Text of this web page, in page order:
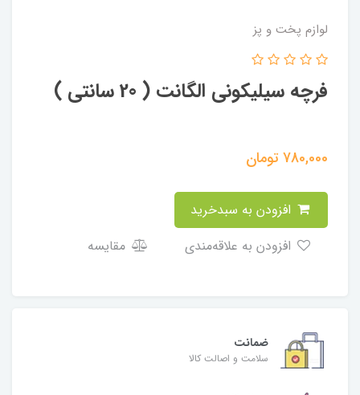
لوازم پخت و پز
فرچه سیلیکونی الگانت ( 20 سانتی )
780,000تومان
مقایسه
ضمانت
سلامت و اصالت کالا